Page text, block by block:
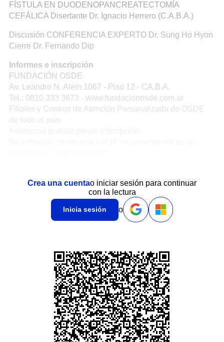
FÍSTULA EN DUODENOPANCREATECTOMÍA
CEFÁLICA Disertante Dr. Ignacio Herrero (C.A.B.A.)
Discusión CONFERENCIA EXPERTO Dr. Sung Ho Hyon
Cierre Dr. Fernando Dip
Informes e inscripción
FUNDACIÓN OSDE
Av. Leandro N. Alem 1067 - Piso 12 - CA.B.A.
Tel.: 0810 333 3673 - www.fundacionosde.com.ar
Filiales y Centros de Atención Personalizada de OSDE
Crea una cuentao iniciar sesión para continuar
con la lectura
Inicia sesión o